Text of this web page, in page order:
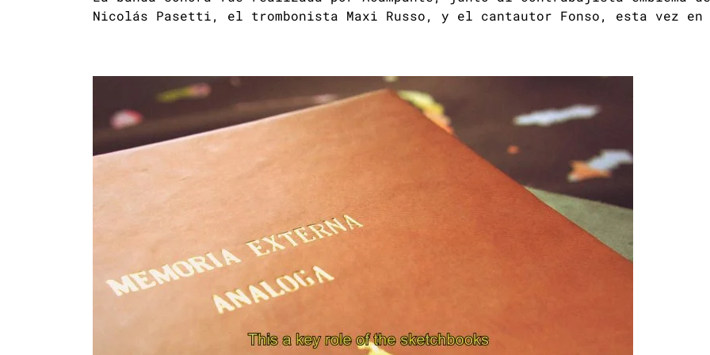
Nicolás Pasetti, el trombonista Maxi Russo, y el cantautor Fonso, esta vez en